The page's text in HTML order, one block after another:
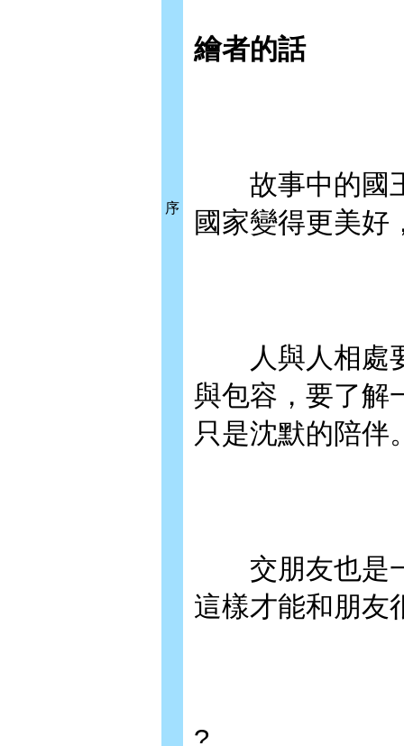
序
繪者的話
故事中的國王
國家變得更美好
人與人相處要
與包容，要了解
只是沈默的陪伴
交朋友也是一
這樣才能和朋友
?